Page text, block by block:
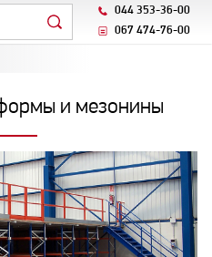
044 353-36-00
067 474-76-00
и мезонины